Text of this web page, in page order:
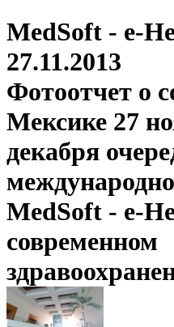
MedSoft - e-
27.11.2013
Фотоотчет о
Мексике 27
декабря
MedSoft - e-
современном